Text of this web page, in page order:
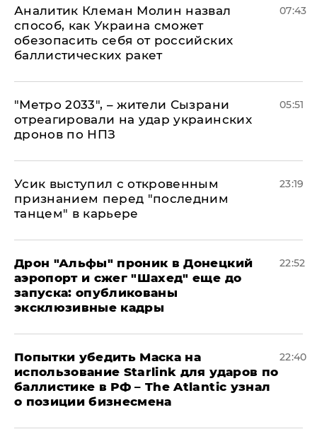
Аналитик Клеман Молин назвал
способ, как Украина сможет
обезопасить себя от российских
баллистических ракет
07:43
"Метро 2033", – жители Сызрани
отреагировали на удар украинских
дронов по НПЗ
05:51
Усик выступил с откровенным
признанием перед "последним
танцем" в карьере
23:19
Дрон "Альфы" проник в Донецкий
аэропорт и сжег "Шахед" еще до
запуска: опубликованы
эксклюзивные кадры
22:52
Попытки убедить Маска на
использование Starlink для ударов по
баллистике в РФ – The Atlantic узнал
о позиции бизнесмена
22:40